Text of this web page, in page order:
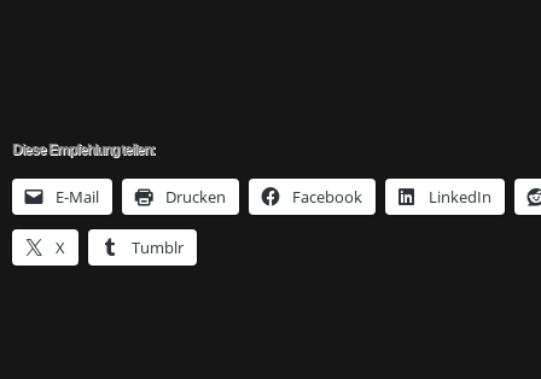
Diese Empfehlung teilen:
E-Mail Drucken Facebook LinkedIn
X Tumblr